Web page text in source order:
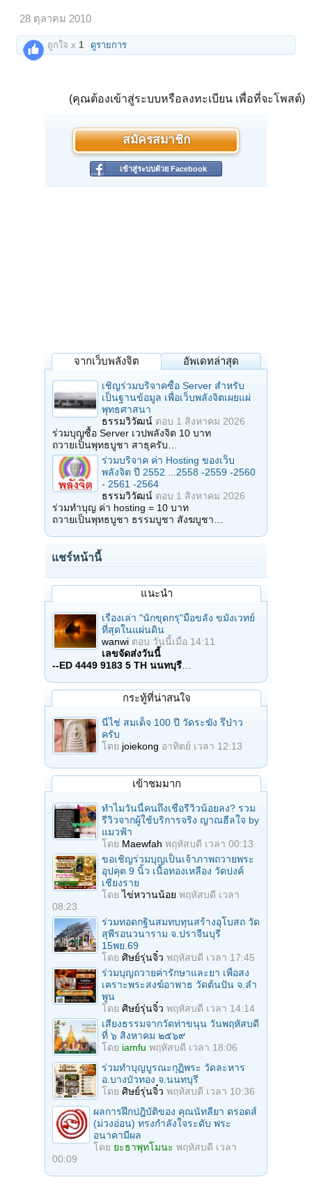
28 ตุลาคม 2010
ถูกใจ x1 ดูรายการ
(คุณต้องเข้าสู่ระบบหรือลงทะเบียน เพื่อที่จะโพสต์)
สมัครสมาชิก
เข้าสู่ระบบด้วย Facebook
จากเว็บพลังจิต อัพเดทล่าสุด
เชิญร่วมบริจาคซื้อ Server สำหรับ
เป็นฐานข้อมูล เพื่อเว็บพลังจิตเผยแผ่
พุทธศาสนา
ธรรมวิวัฒน์ ตอบ 1 สิงหาคม 2026
ร่วมบุญซื้อ Server เวปพลังจิต 10 บาท
ถวายเป็นพุทธบูชา สาธุครับ…
ร่วมบริจาค ค่า Hosting ของเว็บ
พลังจิต ปี 2552 ...2558 -2559 -2560
- 2561 -2564
ธรรมวิวัฒน์ ตอบ 1 สิงหาคม 2026
ร่วมทำบุญ ค่า hosting = 10 บาท
ถวายเป็นพุทธบูชา ธรรมบูชา สังฆบูชา…
แชร์หน้านี้
แนะนำ
เรื่องเล่า "นักขุดกรุ"มือขลัง ขมังเวทย์
ที่สุดในแผ่นดิน
wanwi ตอบ วันนี้เมื่อ 14:11
เลขจัดส่งวันนี้
--ED 4449 9183 5 TH นนทบุรี…
กระทู้ที่น่าสนใจ
นี่ไช่ สมเด็จ 100 ปี วัดระฆัง รึป่าว
ครับ
โดย joiekong อาทิตย์ เวลา 12:13
เข้าชมมาก
ทำไมวันนี้คนถึงเชื่อรีวิวน้อยลง? รวม
รีวิวจากผู้ใช้บริการจริง ญาณฮีลใจ by
แมวฟ้า
โดย Maewfah พฤหัสบดี เวลา 00:13
ขอเชิญร่วมบุญเป็นเจ้าภาพถวายพระ
อุปคุต 9 นิ้ว เนื้อทองเหลือง วัดปงค์
เชียงราย
โดยไข่หวานน้อย พฤหัสบดี เวลา
08:23
ร่วมทอดกฐินสมทบทุนสร้างอุโบสถ วัด
สุพีรอนวนาราม จ.ปราจีนบุรี
15พย.69
โดย ศิษย์รุ่นจิ๋ว พฤหัสบดี เวลา 17:45
ร่วมบุญถวายค่ารักษาและยา เพื่อสง
เคราะพระสงฆ์อาพาธ วัดต้นปัน จ.ลํา
พูน
โดย ศิษย์รุ่นจิ๋ว พฤหัสบดี เวลา 14:14
เสียงธรรมจากวัดท่าขนุน วันพฤหัสบดี
ที่ ๖ สิงหาคม ๒๕๖๙
โดย iamfu พฤหัสบดี เวลา 18:06
ร่วมทําบุญบูรณะกุฏิพระ วัดละหาร
อ.บางบัวทอง จ.นนทบุรี
โดย ศิษย์รุ่นจิ๋ว พฤหัสบดี เวลา 10:36
ผลการฝึกปฎิบัติของ คุณนัทลียา ดรอดส์
(ม่วงอ่อน) ทรงกำลังใจระดับ พระ
อนาคามีผล
โดย ยะธาพุทโมนะ พฤหัสบดี เวลา
00:09